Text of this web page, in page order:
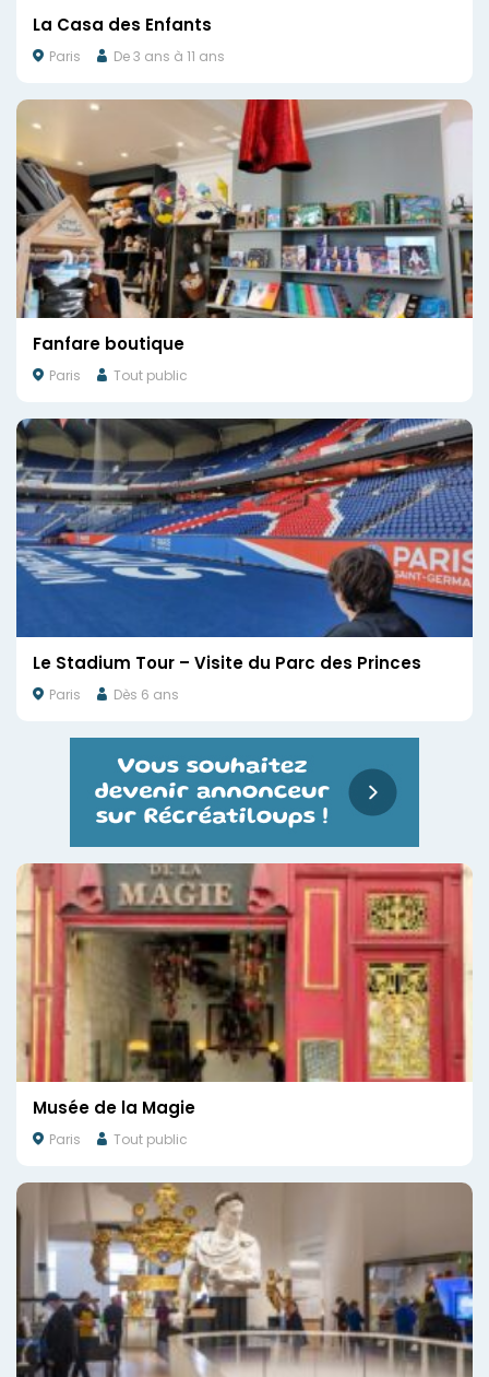
La Casa des Enfants
Paris De 3 ans à 11 ans
Fanfare boutique
Paris Tout public
Le Stadium Tour – Visite du Parc des Princes
Paris Dès 6 ans
Musée de la Magie
Paris Tout public